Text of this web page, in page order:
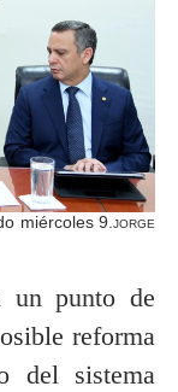
miércoles 9.JORGE
un punto de
reforma
del sistema